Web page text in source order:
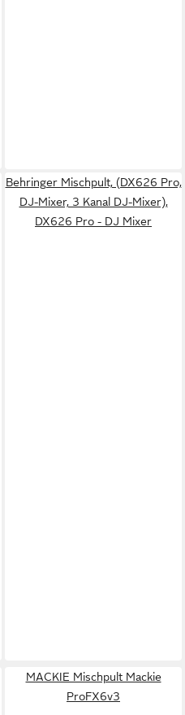
Behringer Mischpult, (DX626 Pro,
DJ-Mixer, 3 Kanal DJ-Mixer),
DX626 Pro - DJ Mixer
MACKIE Mischpult Mackie
ProFX6v3